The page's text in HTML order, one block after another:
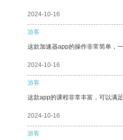
2024-10-16
游客
这款加速器app的操作非常简单，
2024-10-16
游客
这款app的课程非常丰富，可以满
2024-10-16
游客